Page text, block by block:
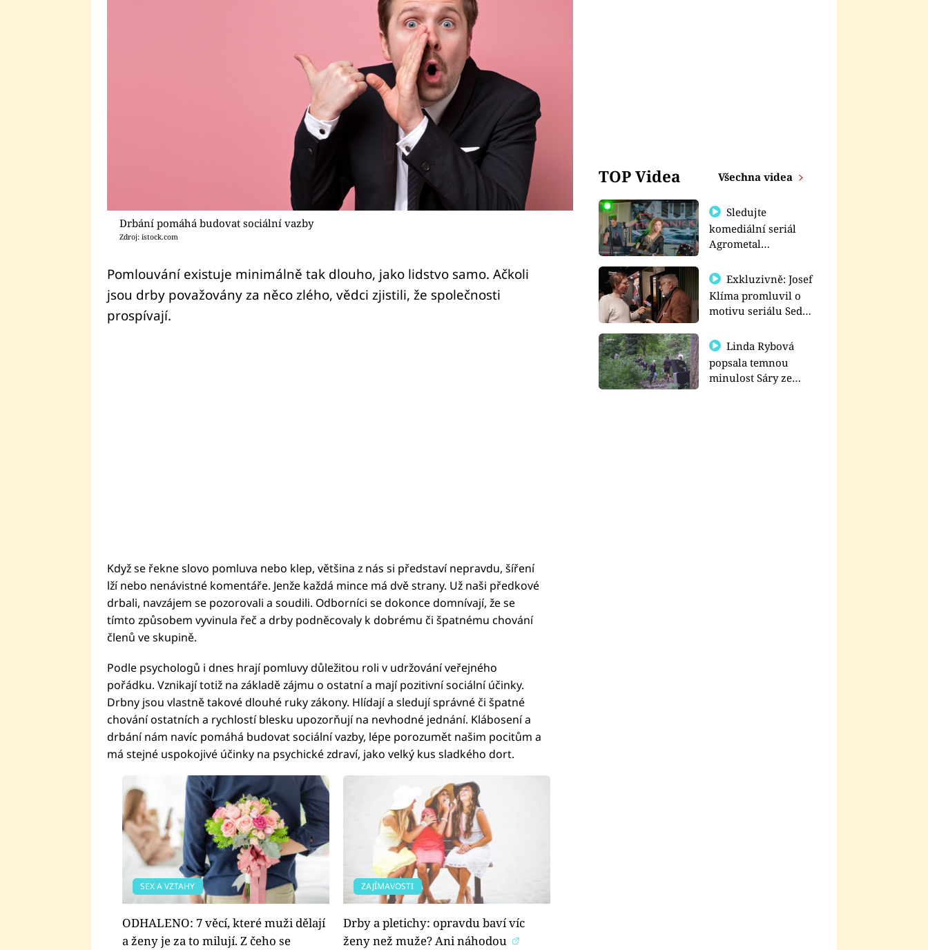
Drbání pomáhá budovat sociální vazby
Zdroj: istock.com
Pomlouvání existuje minimálně tak dlouho, jako lidstvo samo. Ačkoli
jsou drby považovány za něco zlého, vědci zjistili, že společnosti
prospívají.
Když se řekne slovo pomluva nebo klep, většina z nás si představí nepravdu, šíření
lží nebo nenávistné komentáře. Jenže každá mince má dvě strany. Už naši předkové
drbali, navzájem se pozorovali a soudili. Odborníci se dokonce domnívají, že se
tímto způsobem vyvinula řeč a drby podněcovaly k dobrému či špatnému chování
členů ve skupině.
Podle psychologů i dnes hrají pomluvy důležitou roli v udržování veřejného
pořádku. Vznikají totiž na základě zájmu o ostatní a mají pozitivní sociální účinky.
Drbny jsou vlastně takové dlouhé ruky zákony. Hlídají a sledují správné či špatné
chování ostatních a rychlostí blesku upozorňují na nevhodné jednání. Klábosení a
drbání nám navíc pomáhá budovat sociální vazby, lépe porozumět našim pocitům a
má stejné uspokojivé účinky na psychické zdraví, jako velký kus sladkého dort.
SEX A VZTAHY
ODHALENO: 7 věcí, které muži dělají
a ženy je za to milují. Z čeho se
ZAJÍMAVOSTI
Drby a pletichy: opravdu baví víc
ženy než muže? Ani náhodou
TOP Videa Všechna videa
Sledujte
komediální seriál
Agrometal
prima+
Exkluzivně: Josef
Klíma promluvil o
motivu seriálu Sedm
Linda Rybová
popsala temnou
minulost Sáry ze